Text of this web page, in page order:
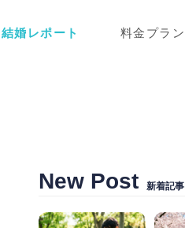
結婚レポート 料金プラン
New Post 新着記事